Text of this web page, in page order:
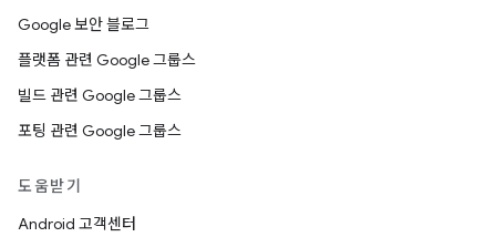
Google 보안 블로그
플랫폼 관련 Google 그룹스
빌드 관련 Google 그룹스
포팅 관련 Google 그룹스
도움받기
Android 고객센터